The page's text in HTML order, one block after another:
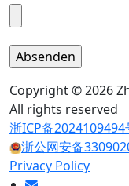
Copyright © 2026
All rights reserved
浙ICP备2024109494
浙公网安备
Privacy Policy